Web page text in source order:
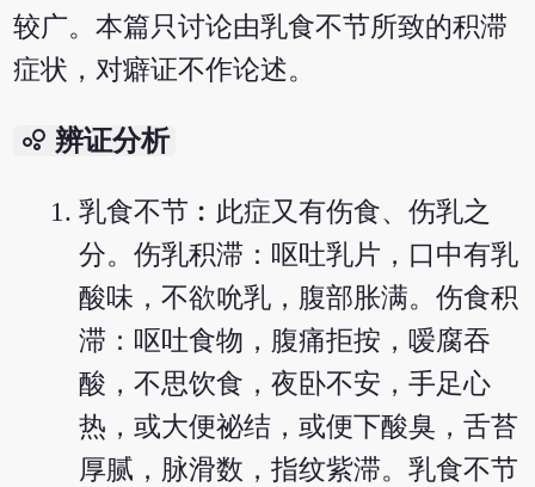
较广。本篇只讨论由乳食不节所致的积滞
症状，对癖证不作论述。
bubble_chart 辨证分析
乳食不节︰此症又有伤食、伤乳之
分。伤乳积滞：呕吐乳片，口中有乳
酸味，不欲吮乳，腹部胀满。伤食积
滞：呕吐食物，腹痛拒按，嗳腐吞
酸，不思饮食，夜卧不安，手足心
热，或大便祕结，或便下酸臭，舌苔
厚腻，脉滑数，指纹紫滞。乳食不节